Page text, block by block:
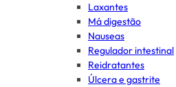
Laxantes
Má digestão
Nauseas
Regulador intestinal
Reidratantes
Úlcera e gastrite